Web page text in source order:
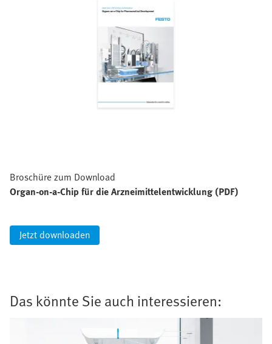
Broschüre zum Download
Organ-on-a-Chip für die Arzneimittelentwicklung (PDF)
Jetzt downloaden
Das könnte Sie auch interessieren: